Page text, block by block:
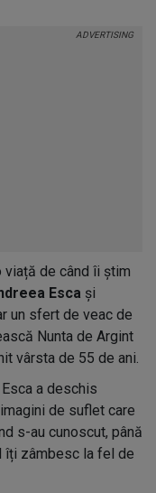
viață de când îi știm
Esca și
un sfert de veac de
Nunta de Argint
vârsta de 55 de ani.
a deschis
de suflet care
s-au cunoscut, până
îți zâmbesc la fel de